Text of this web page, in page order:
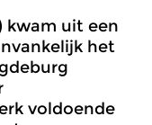
kwam uit een
het
voldoende